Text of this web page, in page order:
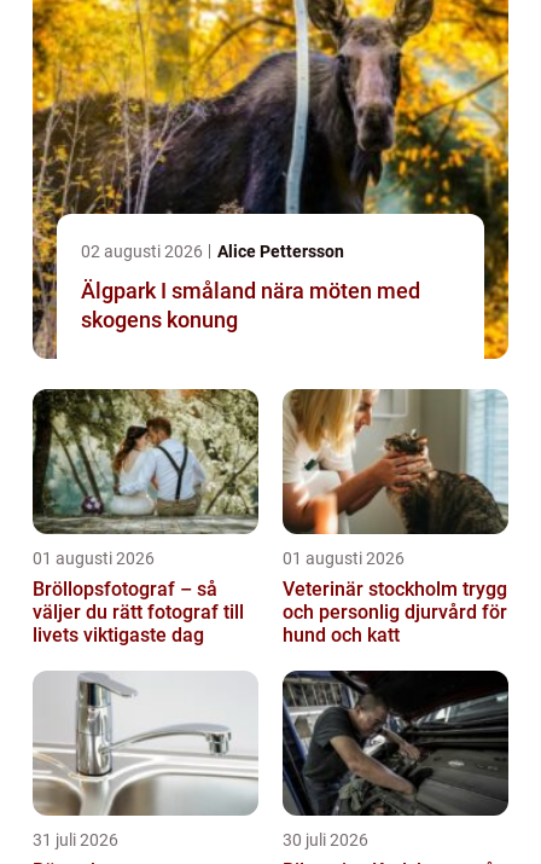
02 augusti 2026 Alice Pettersson
Älgpark I småland nära möten med
skogens konung
01 augusti 2026
Bröllopsfotograf – så
väljer du rätt fotograf till
livets viktigaste dag
01 augusti 2026
Veterinär stockholm trygg
och personlig djurvård för
hund och katt
31 juli 2026 30 juli 2026